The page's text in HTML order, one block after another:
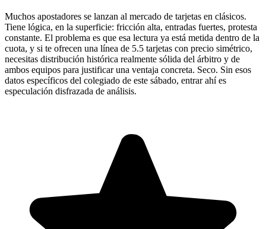
Muchos apostadores se lanzan al mercado de tarjetas en clásicos.
Tiene lógica, en la superficie: fricción alta, entradas fuertes, protesta
constante. El problema es que esa lectura ya está metida dentro de la
cuota, y si te ofrecen una línea de 5.5 tarjetas con precio simétrico,
necesitas distribución histórica realmente sólida del árbitro y de
ambos equipos para justificar una ventaja concreta. Seco. Sin esos
datos específicos del colegiado de este sábado, entrar ahí es
especulación disfrazada de análisis.